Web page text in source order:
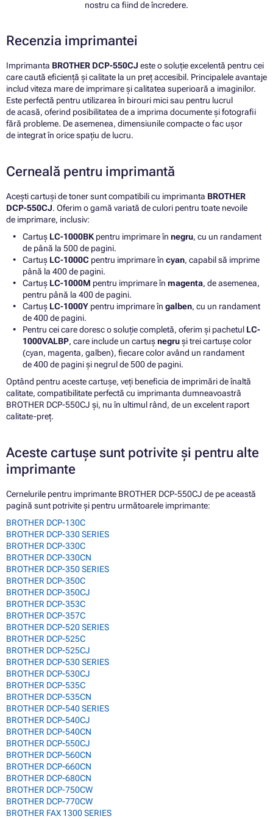
nostru ca fiind de încredere.
Recenzia imprimantei
Imprimanta BROTHER DCP-550CJ este o soluție excelentă pentru cei
care caută eficiență și calitate la un preț accesibil. Principalele avantaje
includ viteza mare de imprimare și calitatea superioară a imaginilor.
Este perfectă pentru utilizarea în birouri mici sau pentru lucrul
de acasă, oferind posibilitatea de a imprima documente și fotografii
fără probleme. De asemenea, dimensiunile compacte o fac ușor
de integrat în orice spațiu de lucru.
Cerneală pentru imprimantă
Acești cartuși de toner sunt compatibili cu imprimanta BROTHER
DCP-550CJ. Oferim o gamă variată de culori pentru toate nevoile
de imprimare, inclusiv:
Cartuș LC-1000BKpentru imprimare în negru, cu un randament
de până la 500 de pagini.
Cartuș LC-1000C pentru imprimare în cyan, capabil să imprime
până la 400 de pagini.
Cartuș LC-1000M pentru imprimare în magenta, de asemenea,
pentru până la 400 de pagini.
Cartuș LC-1000Y pentru imprimare în galben, cu un randament
de 400 de pagini.
Pentru cei care doresc o soluție completă, oferim și pachetul LC-
1000VALBP, care include un cartușnegruși trei cartușe color
(cyan, magenta, galben), fiecare color având un randament
de 400 de pagini și negrul de 500 de pagini.
Optând pentru aceste cartușe, veți beneficia de imprimări de înaltă
calitate, compatibilitate perfectă cu imprimanta dumneavoastră
BROTHER DCP-550CJ și, nu în ultimul rând, de un excelent raport
calitate-preț.
Aceste cartușe sunt potrivite și pentru alte
imprimante
Cernelurile pentru imprimante BROTHER DCP-550CJ de pe această
pagină sunt potrivite și pentru următoarele imprimante:
BROTHER DCP-130C
BROTHER DCP-330 SERIES
BROTHER DCP-330C
BROTHER DCP-330CN
BROTHER DCP-350 SERIES
BROTHER DCP-350C
BROTHER DCP-350CJ
BROTHER DCP-353C
BROTHER DCP-357C
BROTHER DCP-520 SERIES
BROTHER DCP-525C
BROTHER DCP-525CJ
BROTHER DCP-530 SERIES
BROTHER DCP-530CJ
BROTHER DCP-535C
BROTHER DCP-535CN
BROTHER DCP-540 SERIES
BROTHER DCP-540CJ
BROTHER DCP-540CN
BROTHER DCP-550CJ
BROTHER DCP-560CN
BROTHER DCP-660CN
BROTHER DCP-680CN
BROTHER DCP-750CW
BROTHER DCP-770CW
BROTHER FAX 1300 SERIES